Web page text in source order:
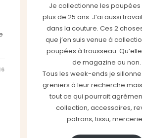
Je collectionne les poupées
plus de 25 ans. J’ai aussi
dans la couture. Ces 2
que j’en suis venue à
poupées à trousseau.
de magazine ou non.
Tous les week-ends je
greniers à leur recherche
tout ce qui pourrait
collection, accessoires,
patrons, tissu,